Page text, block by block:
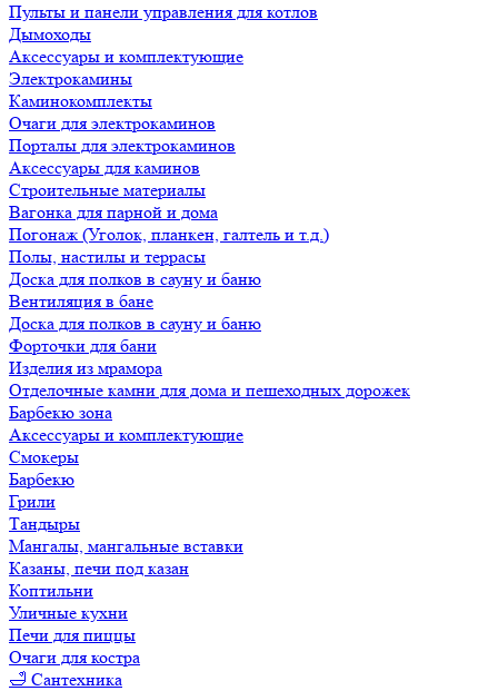
Пульты и панели управления для котлов
Дымоходы
Аксессуары и комплектующие
Электрокамины
Каминокомплекты
Очаги для электрокаминов
Порталы для электрокаминов
Аксессуары для каминов
Строительные материалы
Вагонка для парной и дома
Погонаж (Уголок, планкен, галтель и т.д.)
Полы, настилы и террасы
Доска для полков в сауну и баню
Вентиляция в бане
Доска для полков в сауну и баню
Форточки для бани
Изделия из мрамора
Отделочные камни для дома и пешеходных дорожек
Барбекю зона
Аксессуары и комплектующие
Смокеры
Барбекю
Грили
Тандыры
Мангалы, мангальные вставки
Казаны, печи под казан
Коптильни
Уличные кухни
Печи для пиццы
Очаги для костра
🛁 Сантехника